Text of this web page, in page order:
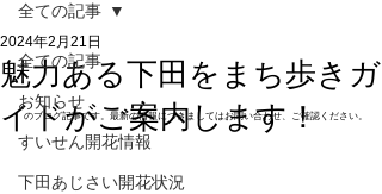
全ての記事
お知らせ
すいせん開花情報
下田あじさい開花状況
全ての記事
魅力ある下田をまち歩きガ
イドがご案内します！
2024年2月21日
のブログ記事です。最新の情報につきましてはお問い合わせ、ご確認ください。